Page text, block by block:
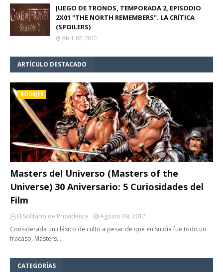
JUEGO DE TRONOS, TEMPORADA 2, EPISODIO
2X01 "THE NORTH REMEMBERS". LA CRÍTICA
(SPOILERS)
Abril 02, 2012
ARTÍCULO DESTACADO
RODAJES
Masters del Universo (Masters of the
Universe) 30 Aniversario: 5 Curiosidades del
Film
El Solitario de Providence
Agosto 09, 2017
Considerada un clásico de culto a pesar de que en su día fue todo un
fracaso, Masters…
CATEGORÍAS